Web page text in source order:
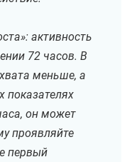
активность
72 часов. В
меньше, а
показателях
он может
проявляйте
первый